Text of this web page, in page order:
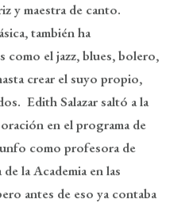
y maestra de canto.
también ha
como el jazz, blues, bolero,
crear el suyo propio,
Edith Salazar saltó a la
en el programa de
como profesora de
la Academia en las
antes de eso ya contaba